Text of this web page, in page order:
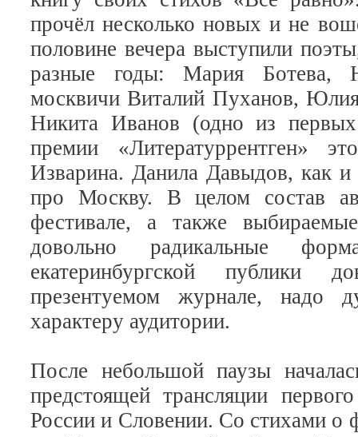
прочёл несколько новых и не
половине вечера выступили
разные годы: Мария Ботева,
москвичи Виталий Пуханов,
Никита Иванов (одно из первых
премии «Литературрентген»
Изварина. Данила Давыдов, как и
про Москву. В целом состав
фестивале, а также
довольно радикальные
екатеринбургской публики
презентуемом журнале, надо
характеру аудитории.
После небольшой паузы
предстоящей трансляции
России и Словении. Со стихами о